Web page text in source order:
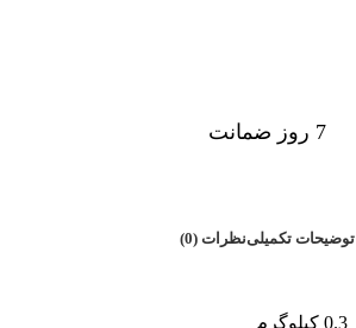
7 روز ضمانت
توضیحات تکمیلینظرات (0)
0.3 کیلوگرم